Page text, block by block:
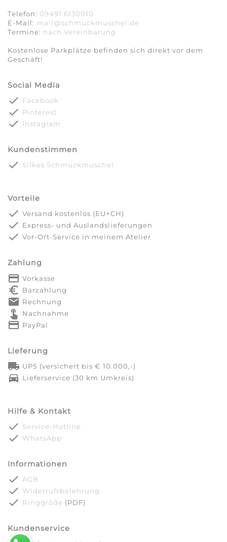
Telefon: 09491 6130010
E-Mail: mail@schmuckmuschel.de
Termine: nach Vereinbarung​​​​​​​
Kostenlose Parkplätze befinden sich direkt vor dem
Geschäft!
Social Media
done Facebook
done Pinterest
done Instagram
Kundenstimmen
done Silkes Schmuckmuschel
Vorteile
done Versand kostenlos (EU+CH)
done Express- und Auslandslieferungen
done Vor-Ort-Service in meinem Atelier
Zahlung
payment Vorkasse
euro_symbol Barzahlung
markunread Rechnung
touch_app Nachnahme
credit_card PayPal
Lieferung
local_shipping UPS (versichert bis € 10.000,-)
directions_car Lieferservice (30 km Umkreis)
Hilfe & Kontakt
done Service-Hotline
done WhatsApp
Informationen
done AGB
done Widerrufsbelehrung
done Ringgröße (PDF)
Kundenservice